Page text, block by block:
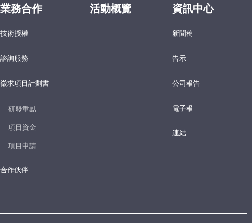
業務合作
技術授權
諮詢服務
徵求項目計劃書
研發重點​
項目資金​
項目申請​
合作伙伴
活動概覽 資訊中心
新聞稿
告示
公司報告
電子報​
連結